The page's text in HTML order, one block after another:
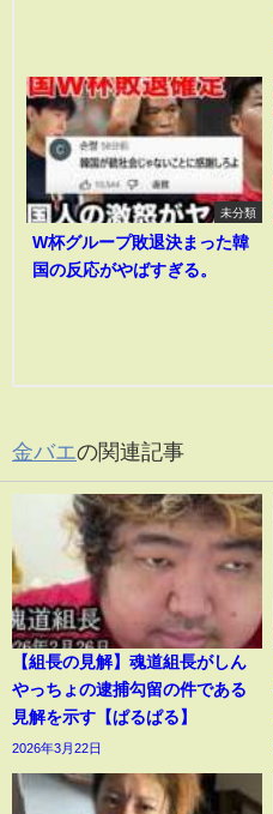
未分類
W杯グループ敗退決まった韓
国の反応がやばすぎる。
金バエの関連記事
【組長の見解】魂道組長がしん
やっちょの逮捕勾留の件である
見解を示す【ぱるぱる】
2026年3月22日